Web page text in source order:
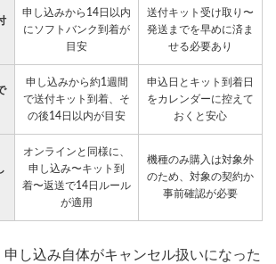
申し込みから14日以内
にソフトバンク到着が
目安
送付キット受け取り〜
発送までを早めに済ま
せる必要あり
申し込みから約1週間
で送付キット到着、そ
の後14日以内が目安
申込日とキット到着日
をカレンダーに控えて
おくと安心
オンラインと同様に、
申し込み〜キット到
着〜返送で14日ルール
が適用
機種のみ購入は対象外
のため、対象の契約か
事前確認が必要
し込み自体がキャンセル扱いになった